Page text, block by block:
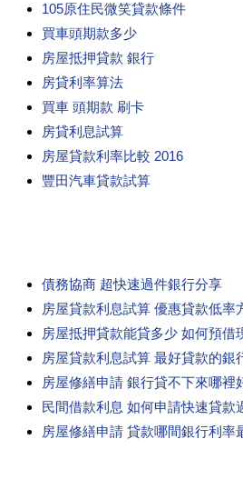
105原住民微笑貸款條件
買車頭期款多少
房屋抵押貸款 銀行
房貸利率算法
買車 頭期款 刷卡
房貸利息試算
房屋貸款利率比較 2016
豐田汽車貸款試算
債務協商 超快速過件銀行分享
房屋貸款利息試算 優惠貸款低率
房屋抵押貸款能貸多少 如何預借
房屋貸款利息試算 最好貸款的銀
房屋修繕申請 銀行貸不下來哪裡
民間借款利息 如何申請快速貸款
房屋修繕申請 貸款哪間銀行利率